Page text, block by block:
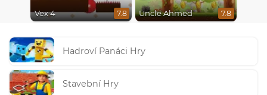
Vex 4 7.8 Uncle Ahmed 7.8
Hadroví Panáci Hry
Stavební Hry